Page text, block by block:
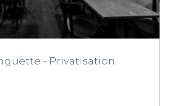
- Privatisation